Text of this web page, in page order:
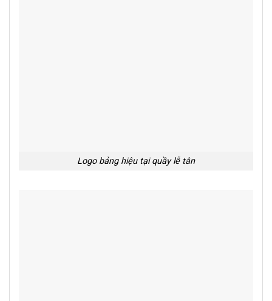
Logo bảng hiệu tại quầy lễ tân